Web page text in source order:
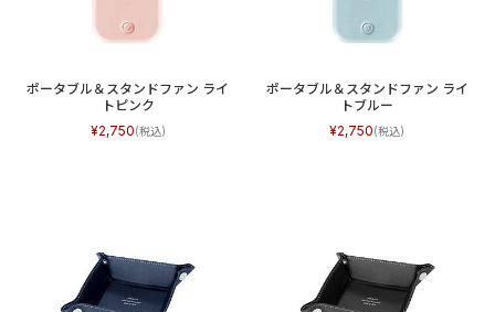
ポータブル＆スタンドファン ライ
トピンク
2,750
ポータブル＆スタンドファン ライ
トブルー
2,750